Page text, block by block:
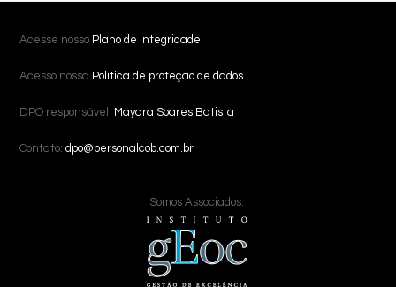
Acesse nosso Plano de integridade
Acesso nossa Política de proteção de dados
DPO responsável: Mayara Soares Batista
Contato:dpo@personalcob.com.br
Somos Associados: